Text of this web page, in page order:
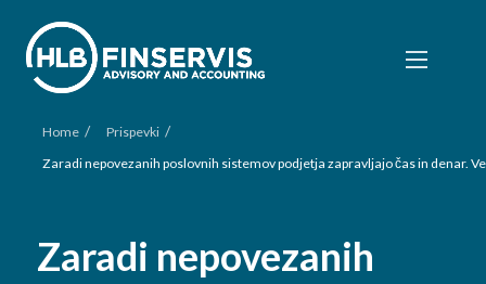
Home / Prispevki /
Zaradi nepovezanih poslovnih sistemov podjetja zapravljajo čas in denar.
Zaradi nepovezanih